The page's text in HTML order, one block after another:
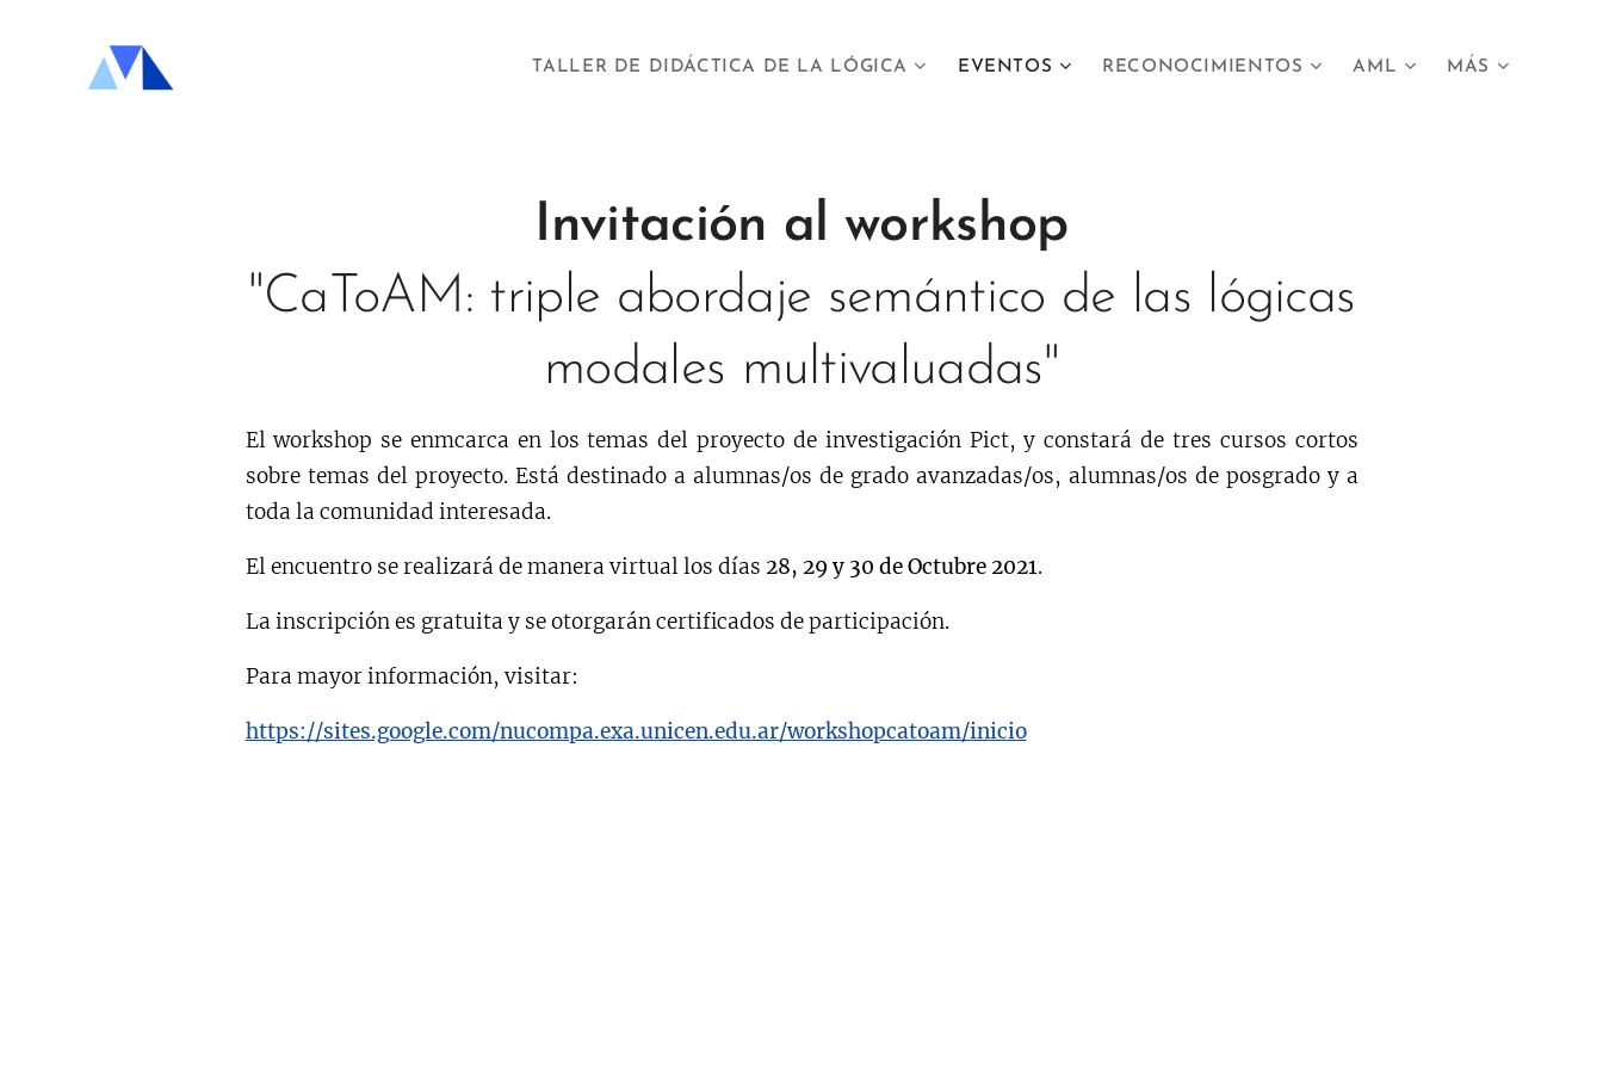
TALLER DE DIDÁCTICA DE LA LÓGICA EVENTOS RECONOCIMIENTOS AML MÁS
Invitación al workshop
"CaToAM: triple abordaje semántico de las lógicas
modales multivaluadas"
El workshop se enmcarca en los temas del proyecto de investigación Pict, y constará de tres cursos cortos
sobre temas del proyecto. Está destinado a alumnas/os de grado avanzadas/os, alumnas/os de posgrado y a
toda la comunidad interesada.
El encuentro se realizará de manera virtual los días 28, 29 y 30 de Octubre 2021.
La inscripción es gratuita y se otorgarán certificados de participación.
Para mayor información, visitar:
https://sites.google.com/nucompa.exa.unicen.edu.ar/workshopcatoam/inicio